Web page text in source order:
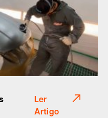
Ler
Artigo